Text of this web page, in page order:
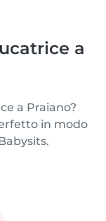
a
a Praiano?
in modo